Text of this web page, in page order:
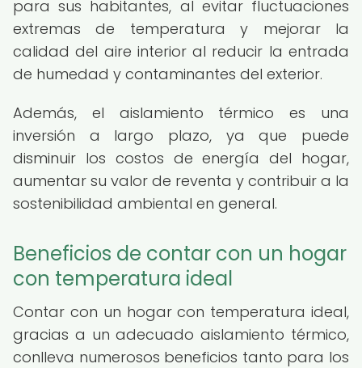
para sus habitantes, al evitar fluctuaciones
extremas de temperatura y mejorar la
calidad del aire interior al reducir la entrada
de humedad y contaminantes del exterior.
Además, el aislamiento térmico es una
inversión a largo plazo, ya que puede
disminuir los costos de energía del hogar,
aumentar su valor de reventa y contribuir a la
sostenibilidad ambiental en general.
Beneficios de contar con un hogar
con temperatura ideal
Contar con un hogar con temperatura ideal,
gracias a un adecuado aislamiento térmico,
conlleva numerosos beneficios tanto para los